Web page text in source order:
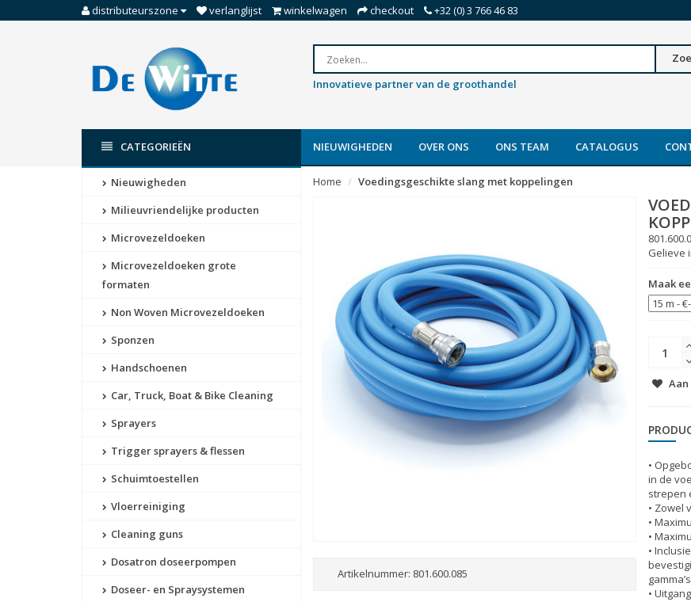
distributeurszone verlanglijst winkelwagen checkout +32 (0) 3 766 46 83
Innovatieve partner van de groothandel
CATEGORIEËN NIEUWIGHEDEN OVER ONS ONS TEAM CATALOGUS
Nieuwigheden
Milieuvriendelijke producten
Microvezeldoeken
Microvezeldoeken grote
formaten
Non Woven Microvezeldoeken
Sponzen
Handschoenen
Car, Truck, Boat & Bike Cleaning
Sprayers
Trigger sprayers & flessen
Schuimtoestellen
Vloerreiniging
Cleaning guns
Dosatron doseerpompen
Doseer- en Spraysystemen
Home Voedingsgeschikte slang met koppelingen
Artikelnummer: 801.600.085
Gelieve
Maak
•
in de
strepen
• Zowel
•
•
•
•